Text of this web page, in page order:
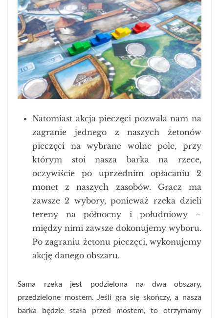
Natomiast akcja pieczęci pozwala nam na
zagranie jednego z naszych żetonów
pieczęci na wybrane wolne pole, przy
którym stoi nasza barka na rzece,
oczywiście po uprzednim opłacaniu 2
monet z naszych zasobów. Gracz ma
zawsze 2 wybory, ponieważ rzeka dzieli
tereny na północny i południowy –
między nimi zawsze dokonujemy wyboru.
Po zagraniu żetonu pieczęci, wykonujemy
akcję danego obszaru.
Sama rzeka jest podzielona na dwa obszary,
przedzielone mostem. Jeśli gra się skończy, a nasza
barka będzie stała przed mostem, to otrzymamy